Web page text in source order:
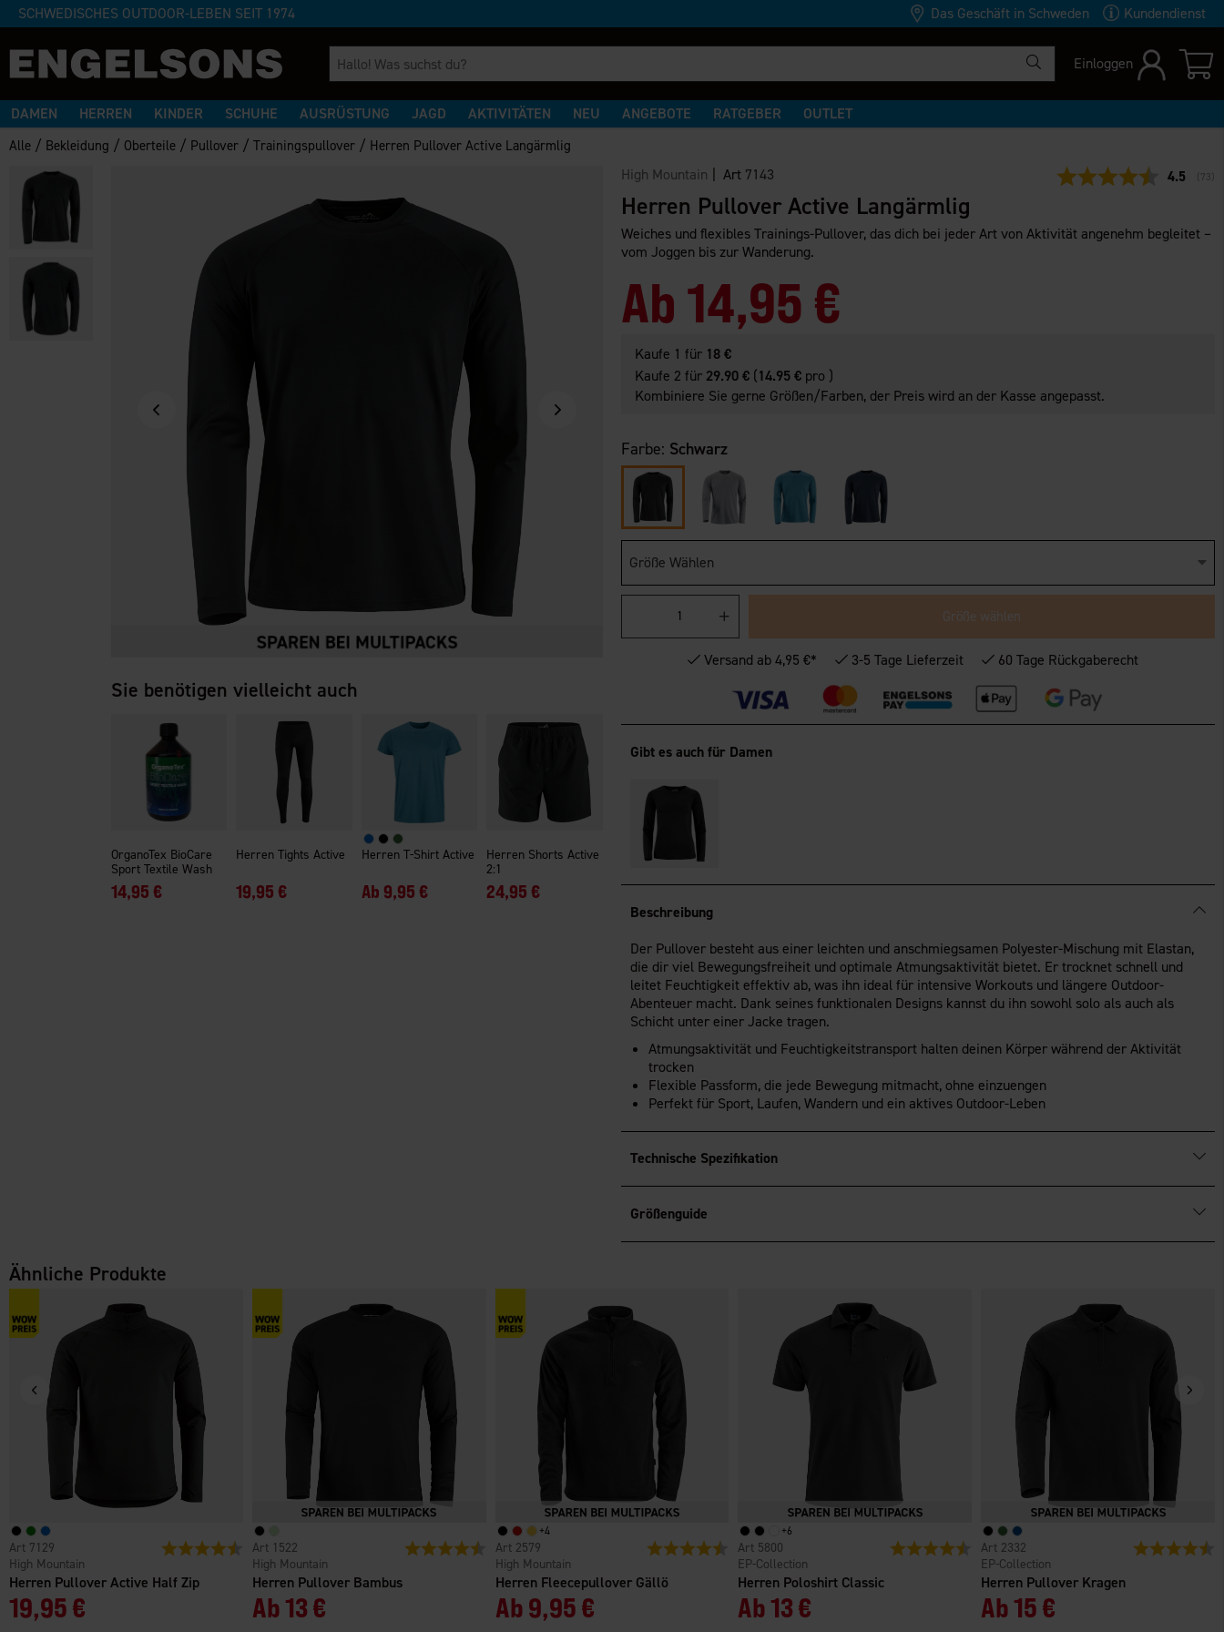
SCHWEDISCHES OUTDOOR-LEBEN SEIT 1974 Das Geschäft in Schweden Kundendienst
Einloggen
DAMEN HERREN KINDER SCHUHE AUSRÜSTUNG JAGD AKTIVITÄTEN NEU ANGEBOTE RATGEBER OUTLET
Alle / Bekleidung / Oberteile / Pullover /Trainingspullover / Herren Pullover Active Langärmlig
Sie benötigen vielleicht auch
OrganoTex BioCare
Sport Textile Wash
14,95 €
Herren Tights Active
19,95 €
Herren T-Shirt Active
Ab 9,95 €
Herren Shorts Active
2:1
24,95 €
High Mountain | Art 7143 4.5 (73
Herren Pullover Active Langärmlig
Weiches und flexibles Trainings-Pullover, das dich bei jeder Art von Aktivität angenehm begleitet –
vom Joggen bis zur Wanderung.
Ab 14,95 €
Kaufe 1 für 18 €
Kaufe 2 für 29.90 € (14.95 € pro )
Kombiniere Sie gerne Größen/Farben, der Preis wird an der Kasse angepasst.
Farbe: Schwarz
Größe Wählen
Größe wählen
Versand ab 4,95 €* 3-5 Tage Lieferzeit 60 Tage Rückgaberecht
Gibt es auch für Damen
Beschreibung
Der Pullover besteht aus einer leichten und anschmiegsamen Polyester-Mischung mit Elastan,
die dir viel Bewegungsfreiheit und optimale Atmungsaktivität bietet. Er trocknet schnell und
leitet Feuchtigkeit effektiv ab, was ihn ideal für intensive Workouts und längere Outdoor-
Abenteuer macht. Dank seines funktionalen Designs kannst du ihn sowohl solo als auch als
Schicht unter einer Jacke tragen.
Atmungsaktivität und Feuchtigkeitstransport halten deinen Körper während der Aktivität
trocken
Flexible Passform, die jede Bewegung mitmacht, ohne einzuengen
Perfekt für Sport, Laufen, Wandern und ein aktives Outdoor-Leben
Technische Spezifikation
Größenguide
Ähnliche Produkte
Herren Pullover Active Half Zip
High Mountain
7129
19,95 €
Bewertung: 4.6 von 5 Sternen
Herren Pullover Bambus
High Mountain
1522
Ab13 €
Bewertung: 4.5 von 5 Sternen
+4
Herren Fleecepullover Gällö
High Mountain
2579
Ab9,95 €
Bewertung: 4.6 von 5 Sternen
+6
Herren Poloshirt Classic
EP-Collection
5800
Ab13 €
Bewertung: 4.6 von 5 Sternen
Herren Pullover Kragen
EP-Collection
2332
Ab15 €
Bewertung: